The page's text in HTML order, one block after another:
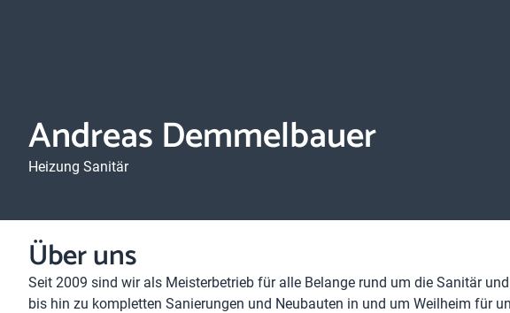
Andreas Demmelbauer
Heizung Sanitär
Über uns
Seit 2009 sind wir als Meisterbetrieb für alle Belange rund um die Sanitär
bis hin zu kompletten Sanierungen und Neubauten in und um Weilheim für